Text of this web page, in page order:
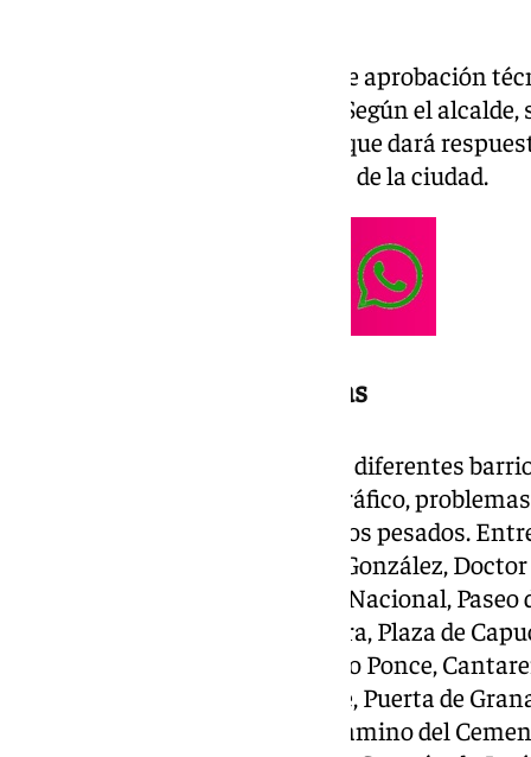
El plan ha superado ya la fase de aprobación
ahora en proceso de licitación. Según el
demandada por la ciudadanía» que dará
deteriorado en distintos puntos de la ciudad.
Estas son las calles afectadas
La intervención se extiende por diferentes
atención a las vías con mayor tráfico,
causados por el paso de vehículos pesados.
Avenida del Alcalde José María González,
de Pineda, Avenida de la Policía Nacional,
Granada, Camino de Fuentemora, Plaza de
el tramo no reurbanizado), Diego Ponce,
de 1883, Avenida de Blas Infante, Puerta de
Jesús, barriada Muñoz Rojas, Camino del